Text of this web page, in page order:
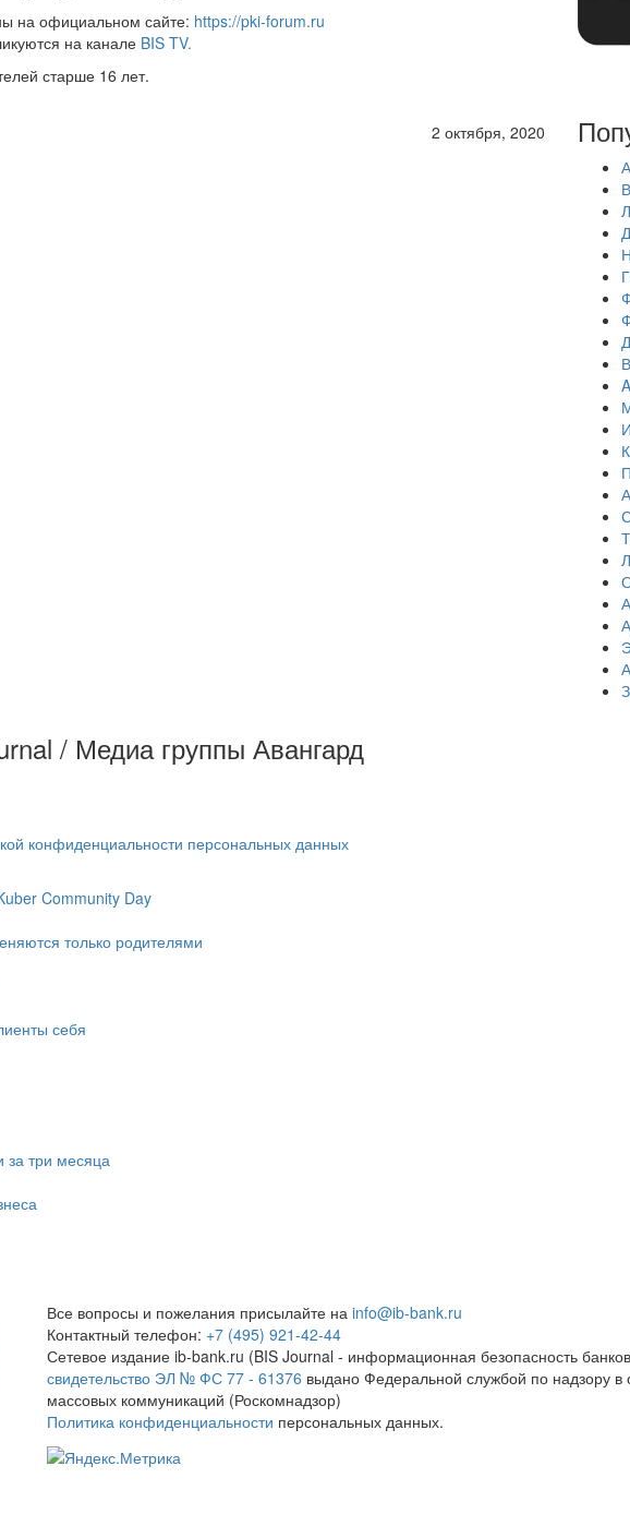
на официальном сайте: https://pki-forum.ru
на канале BIS TV.
старше 16 лет.
2 октября, 2020
/ Медиа группы Авангард
конфиденциальности персональных данных
Community Day
только родителями
себя
за три месяца
Все вопросы и пожелания присылайте на info@ib-bank.ru
Контактный телефон: +7 (495) 921-42-44
Сетевое издание ib-bank.ru (BIS Journal - информационная безопасность
свидетельство ЭЛ № ФС 77 - 61376 выдано Федеральной службой по надзору
массовых коммуникаций (Роскомнадзор)
Политика конфиденциальности персональных данных.